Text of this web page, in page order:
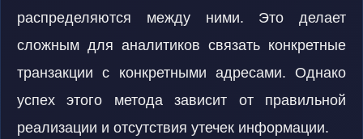
распределяются между ними. Это делает
сложным для аналитиков связать конкретные
транзакции с конкретными адресами. Однако
успех этого метода зависит от правильной
реализации и отсутствия утечек информации.